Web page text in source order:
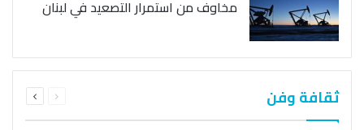
مخاوف من استمرار التصعيد في لبنان
ثقافة وفن الصفحةالصفحة